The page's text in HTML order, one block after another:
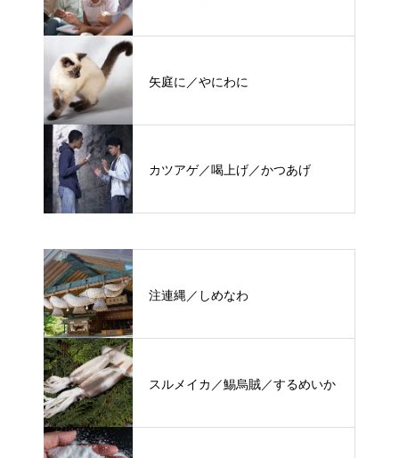
矢庭に／やにわに
カツアゲ／喝上げ／かつあげ
注連縄／しめなわ
スルメイカ／鯣烏賊／するめいか